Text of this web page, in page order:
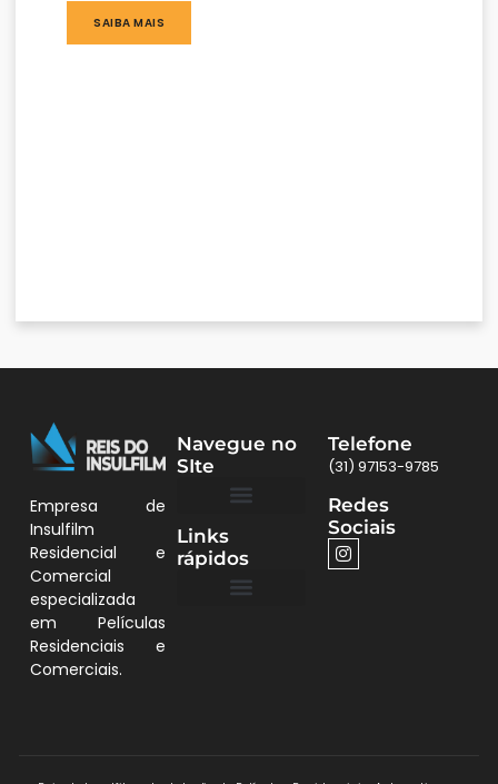
SAIBA MAIS
Empresa de
Insulfilm
Residencial e
Comercial
especializada
em Películas
Residenciais e
Comerciais.
Navegue no
SIte
Links
rápidos
Telefone
(31) 97153-9785
Redes
Sociais